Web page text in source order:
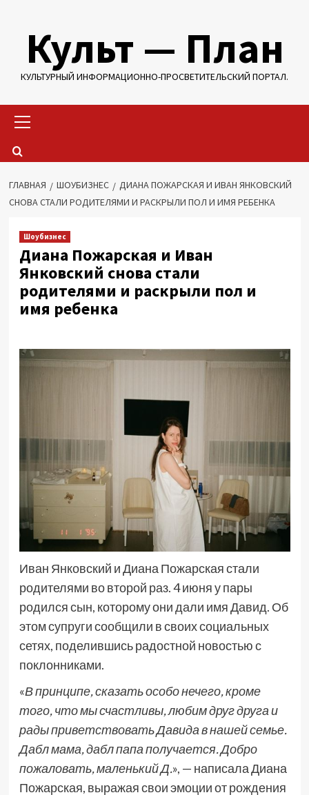
содержимому
Культ — План
КУЛЬТУРНЫЙ ИНФОРМАЦИОННО-ПРОСВЕТИТЕЛЬСКИЙ ПОРТАЛ.
меню
ГЛАВНАЯ ШОУБИЗНЕС
ДИАНА ПОЖАРСКАЯ И ИВАН ЯНКОВСКИЙ
СНОВА СТАЛИ РОДИТЕЛЯМИ И РАСКРЫЛИ ПОЛ И ИМЯ РЕБЕНКА
Шоубизнес
Диана Пожарская и Иван
Янковский снова стали
родителями и раскрыли пол и
имя ребенка
Иван Янковский и Диана Пожарская стали
родителями во второй раз. 4 июня у пары
родился сын, которому они дали имя Давид. Об
этом супруги сообщили в своих социальных
сетях, поделившись радостной новостью с
поклонниками.
«В принципе, сказать особо нечего, кроме
того, что мы счастливы, любим друг друга и
рады приветствовать Давида в нашей семье.
Дабл мама, дабл папа получается. Добро
пожаловать, маленький Д.», — написала Диана
Пожарская, выражая свои эмоции от рождения